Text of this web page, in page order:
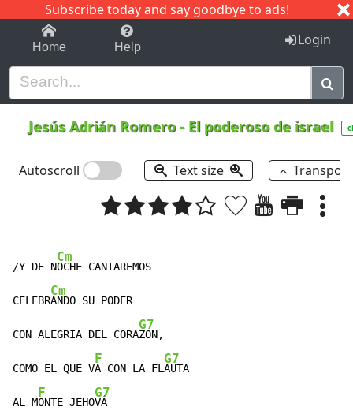
Subscribe today and say goodbye to ads!
1-9 C I J
Home Help Login
Jesús Adrián Romero- El poderoso de israel
Autoscroll Text size
/Y DE N
Cm
OCHE CANTAREMOS
CELEBR
Cm
ANDO SU PODER
CON ALEGRIA DEL CORA
G7
ZON,
COMO EL QUE V
F
A CON LA FL
G7
AUTA
AL M
F
ONTE JEHO
G7
VÁ